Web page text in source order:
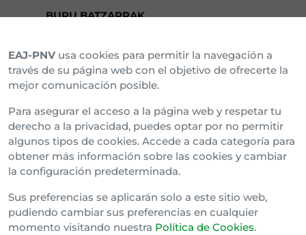
BURU BATZARRAK
Araba Buru Batzar
Bizkai Buru Batzar
Gipuzko Buru Batzar
Ipar Buru Batzar
Napar Buru Batzar
EAJ-PNV usa cookies para permitir la navegación a
través de su página web con el objetivo de ofrecerte la
mejor comunicación posible.
Para asegurar el acceso a la página web y respetar tu
derecho a la privacidad, puedes optar por no permitir
algunos tipos de cookies. Accede a cada categoría para
obtener más información sobre las cookies y cambiar
la configuración predeterminada.
Sus preferencias se aplicarán solo a este sitio web,
pudiendo cambiar sus preferencias en cualquier
momento visitando nuestra Política de Cookies.